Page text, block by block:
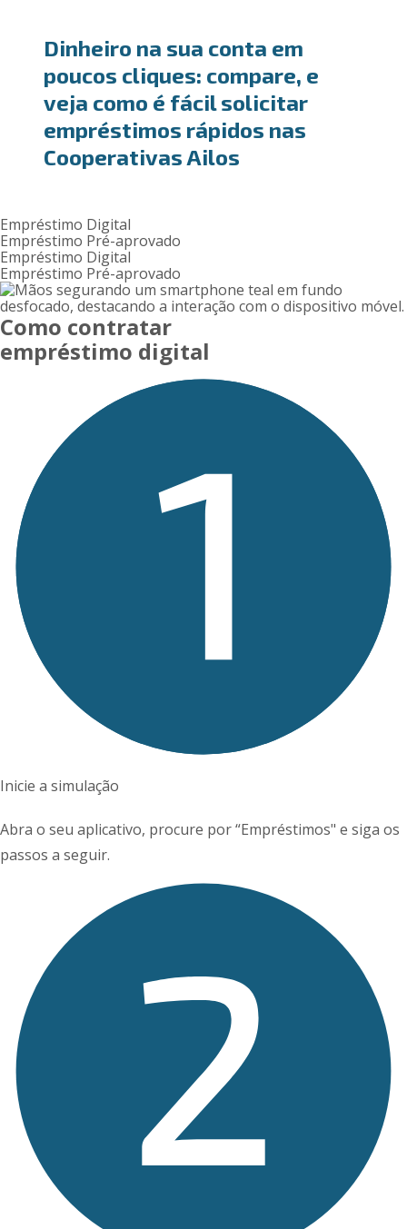
Dinheiro na sua conta em
poucos cliques: compare, e
veja como é fácil solicitar
empréstimos rápidos nas
Cooperativas Ailos
Empréstimo Digital
Empréstimo Pré-aprovado
Empréstimo Digital
Empréstimo Pré-aprovado
Como contratar
empréstimo digital
Inicie a simulação
Abra o seu aplicativo, procure por “Empréstimos" e siga os
passos a seguir.